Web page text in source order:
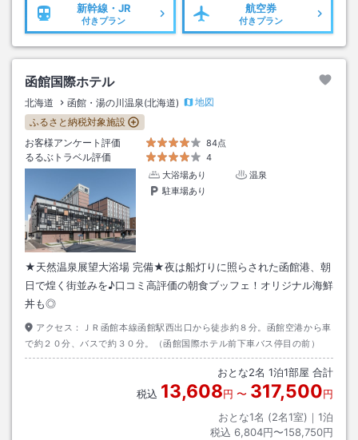
新幹線・JR
付きプラン
航空券
付きプラン
函館国際ホテル
北海道 函館・湯の川温泉(北海道)
地図
ふるさと納税対象施設
お客様アンケート評価
84点
るるぶトラベル評価
4
大浴場あり
温泉
駐車場あり
★天然温泉展望大浴場 完備★夜は船灯りに照らされた函館港、朝
日で煌く街並みを♪口コミ高評価の朝食ブッフェ！オリジナル海鮮
丼も◎
アクセス：
ＪＲ函館本線函館駅西出口から徒歩約８分。函館空港から車
で約２０分、バスで約３０分。（函館国際ホテル前下車バス停目の前）
おとな2名 1泊1部屋 合計
税込 13,608円 〜 317,500円
おとな1名 (2名1室)｜ 1泊
税込 6,804円〜158,750円